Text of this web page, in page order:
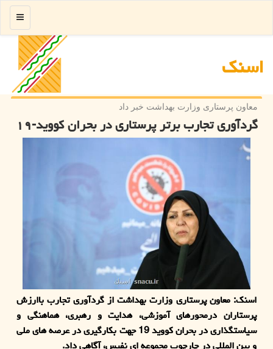
اسنك
منو
معاون پرستاری وزارت بهداشت خبر داد
گردآوری تجارب برتر پرستاری در بحران كووید-۱۹
اسنك: معاون پرستاری وزارت بهداشت از گردآوری تجارب باارزش
پرستاران درمحورهای آموزشی، هدایت و رهبری، هماهنگی و
سیاستگذاری در بحران كووید 19 جهت بكارگیری در عرصه های ملی